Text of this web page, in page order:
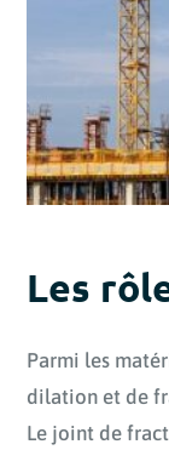
Les
Parmi les
dilation et de
Le joint de